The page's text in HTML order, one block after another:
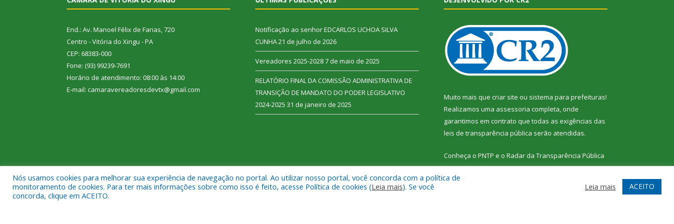
End.: Av. Manoel Félix de Farias, 720
Centro - Vitória do Xingu - PA
CEP: 68383-000
Fone: (93) 99239-7691
Horário de atendimento: 08:00 às 14:00
E-mail: camaravereadoresdevtx@gmail.com
Notificação ao senhor EDCARLOS UCHOA SILVA
CUNHA21 de julho de 2026
Vereadores 2025-20287 de maio de 2025
RELATÓRIO FINAL DA COMISSÃO ADMINISTRATIVA DE
TRANSIÇÃO DE MANDATO DO PODER LEGISLATIVO
2024-2025 31 de janeiro de 2025
Muito mais que criar site ou sistema para prefeituras!
Realizamos uma assessoria completa, onde
garantimos em contrato que todas as exigências das
leis de transparência pública serão atendidas.
Conheça o PNTP e o Radar da Transparência Pública
Nós usamos cookies para melhorar sua experiência de navegação no portal. Ao utilizar nosso portal, você concorda com a política de
monitoramento de cookies. Para ter mais informações sobre como isso é feito, acesse Política de cookies (Leia mais). Se você
concorda, clique em ACEITO.
Leia mais ACEITO